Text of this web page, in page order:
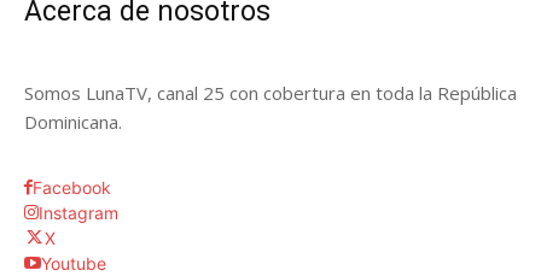
Acerca de nosotros
Somos LunaTV, canal 25 con cobertura en toda la República
Dominicana.
Facebook
Instagram
X
Youtube